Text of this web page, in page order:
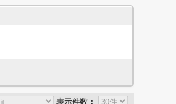
表示件数：